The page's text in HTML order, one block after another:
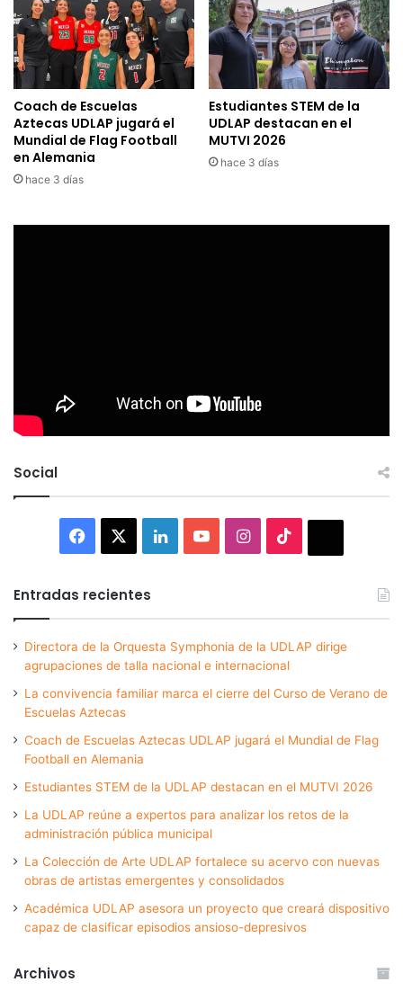
Coach de Escuelas
Aztecas UDLAP jugará el
Mundial de Flag Football
en Alemania
hace 3 días
Estudiantes STEM de la
UDLAP destacan en el
MUTVI 2026
hace 3 días
Social
Facebook LinkedInYouTubeInstagram
Entradas recientes
Directora de la Orquesta Symphonia de la UDLAP dirige
agrupaciones de talla nacional e internacional
La convivencia familiar marca el cierre del Curso de Verano de
Escuelas Aztecas
Coach de Escuelas Aztecas UDLAP jugará el Mundial de Flag
Football en Alemania
Estudiantes STEM de la UDLAP destacan en el MUTVI 2026
La UDLAP reúne a expertos para analizar los retos de la
administración pública municipal
La Colección de Arte UDLAP fortalece su acervo con nuevas
obras de artistas emergentes y consolidados
Académica UDLAP asesora un proyecto que creará dispositivo
capaz de clasificar episodios ansioso-depresivos
Archivos